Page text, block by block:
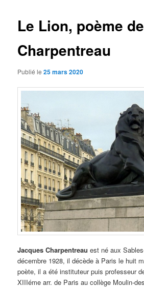
Le Lion, poème
Charpentreau
Publié le25 mars 2020
Jacques Charpentreau est né aux
décembre 1928, il décède à Paris le huit
poète, il a été instituteur puis professeur
XIIIéme arr. de Paris au collège Moulin-